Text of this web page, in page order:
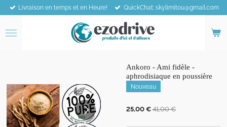
Passer
principal
Livraison en temps et en Heure! QuickChat: skylimitou@gmail.com
Ankoro - Ami fidèle -
aphrodisiaque en poussière
Nouveau
25,00 € 41,00 €